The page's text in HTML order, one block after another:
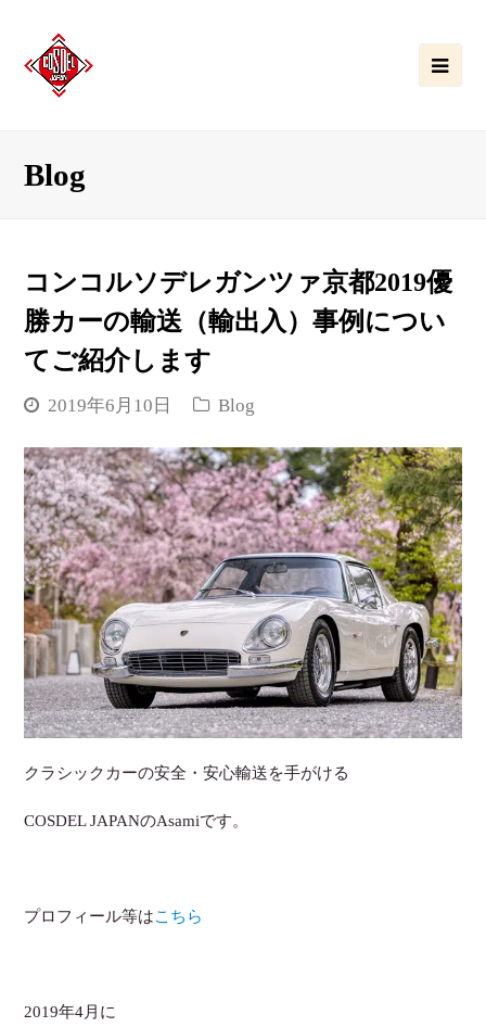
Blog
コンコルソデレガンツァ京都2019優
勝カーの輸送（輸出入）事例につい
てご紹介します
2019年6月10日 Blog
クラシックカーの安全・安心輸送を手がける
COSDEL JAPANのAsamiです。
プロフィール等はこちら
2019年4月に